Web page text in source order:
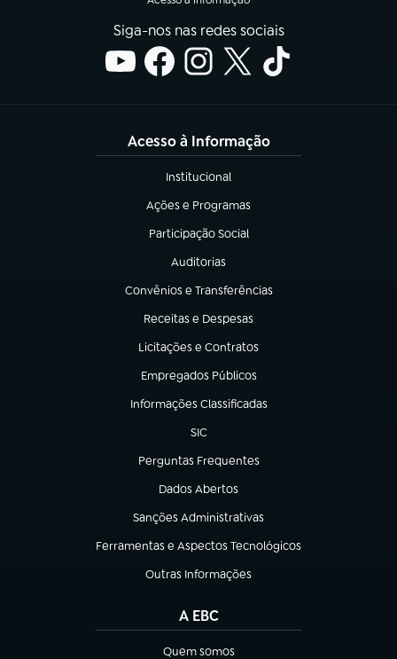
Siga-nos nas redes sociais
Acesso à Informação
Institucional
(abre em nova aba)
Ações e Programas
(abre em nova aba)
Participação Social
(abre em nova aba)
Auditorias
(abre em nova aba)
Convênios e Transferências
(abre em nova aba)
Receitas e Despesas
(abre em nova aba)
Licitações e Contratos
(abre em nova aba)
Empregados Públicos
(abre em nova aba)
Informações Classificadas
(abre em nova aba)
SIC
(abre em nova aba)
Perguntas Frequentes
(abre em nova aba)
Dados Abertos
(abre em nova aba)
Sanções Administrativas
(abre em nova aba)
Ferramentas e Aspectos Tecnológicos
(abre em nova aba)
Outras Informações
(abre em nova aba)
A EBC
Quem somos